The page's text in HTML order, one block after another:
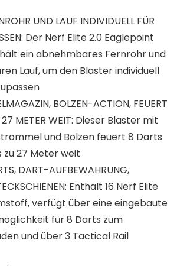
UND LAUF INDIVIDUELL FÜR
Der Nerf Elite 2.0 Eaglepoint
ein abnehmbares Fernrohr und
Lauf, um den Blaster individuell
BOLZEN-ACTION, FEUERT
27 METER WEIT: Dieser Blaster mit
und Bolzen feuert 8 Darts
27 Meter weit
DART-AUFBEWAHRUNG,
Enthält 16 Nerf Elite
verfügt über eine eingebaute
für 8 Darts zum
und über 3 Tactical Rail